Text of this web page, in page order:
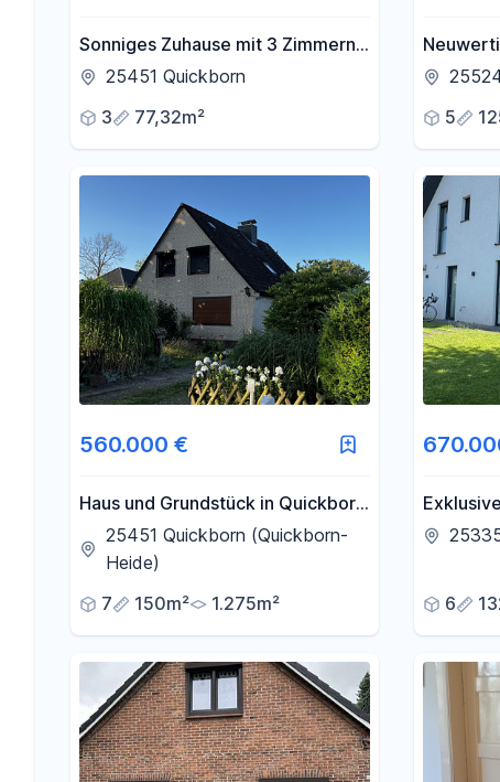
Sonniges Zuhause mit 3 Zimmern
in Quickborn
25451 Quickborn
3
77,32m²
5
560.000 €
Haus und Grundstück in Quickborn
Heide
25451 Quickborn (Quickborn-
Heide)
7
150m² 1.275m² 6